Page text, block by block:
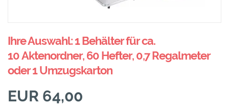
Ihre Auswahl: 1 Behälter für ca.
10 Aktenordner, 60 Hefter, 0,7 Regalmeter
oder 1 Umzugskarton
EUR 64,00